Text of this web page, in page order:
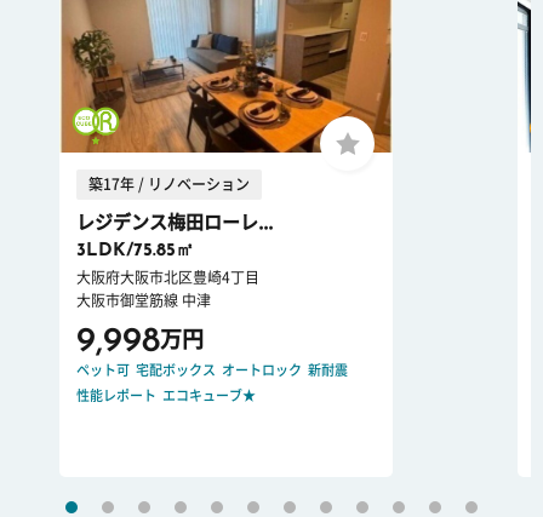
築17年 / リノベーション
レジデンス梅田ローレ...
3LDK/75.85㎡
大阪府大阪市北区豊崎4丁目
大阪市御堂筋線 中津
9,998万円
ペット可 宅配ボックス オートロック 新耐震
性能レポート
エコキューブ★